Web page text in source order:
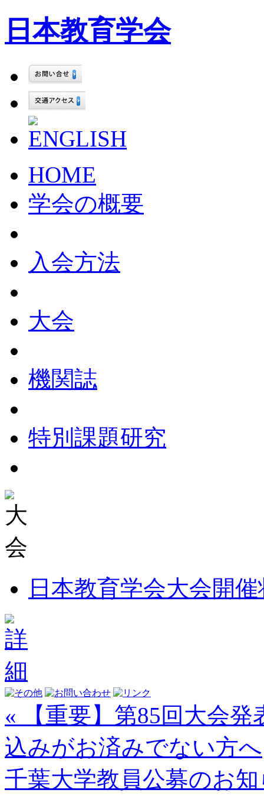
日本教育学会
HOME
学会の概要
入会方法
大会
機関誌
特別課題研究
日本教育学会大会開
« 【重要】第85回大会
込みがお済みでない方へ
千葉大学教員公募のお